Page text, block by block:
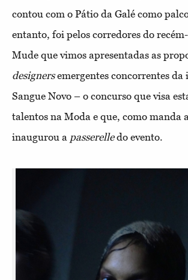
contou com o Pátio da Galé como
entanto, foi pelos corredores do
Mude que vimos apresentadas as
designersemergentes concorrentes
Sangue Novo – o concurso que visa
talentos na Moda e que, como manda
inaugurou a passerelledo evento.